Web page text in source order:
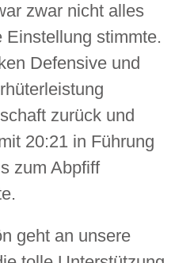
zwar nicht alles
Einstellung stimmte.
Defensive und
zurück und
20:21 in Führung
zum Abpfiff
geht an unsere